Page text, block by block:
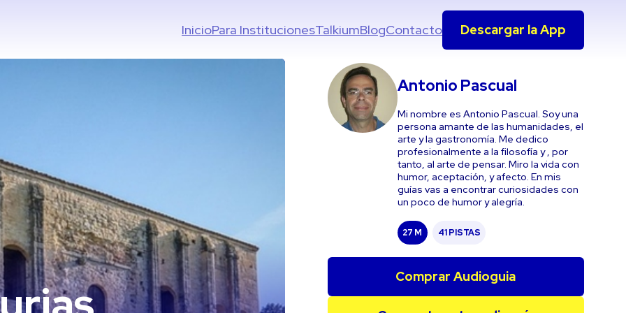
InicioPara InstitucionesTalkiumBlogContacto Descargar la App
Antonio Pascual
Mi nombre es Antonio Pascual. Soy una
persona amante de las humanidades, el
arte y la gastronomía. Me dedico
profesionalmente a la filosofía y , por
tanto, al arte de pensar. Miro la vida con
humor, aceptación, y afecto. En mis
guías vas a encontrar curiosidades con
un poco de humor y alegría.
27 M 41 PISTAS
Comprar Audioguia